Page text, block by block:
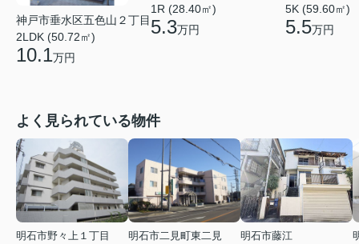
神戸市垂水区五色山２丁目
2LDK (50.72㎡)
10.1万円
1R (28.40㎡)
5.3万円
5K (59.60㎡)
5.5万円
よく見られている物件
明石市野々上１丁目
明石市二見町東二見
明石市藤江